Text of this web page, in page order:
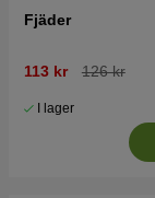
Fjäder
113 kr 126 kr
I lager